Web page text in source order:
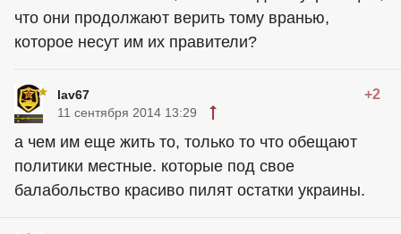
что они продолжают верить тому вранью,
которое несут им их правители?
lav67 +2
11 сентября 2014 13:29
а чем им еще жить то, только то что обещают
политики местные. которые под свое
балабольство красиво пилят остатки украины.